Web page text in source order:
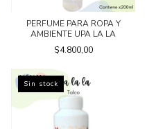
PERFUME PARA ROPA Y
AMBIENTE UPA LA LA
$4.800,00
Sin stock